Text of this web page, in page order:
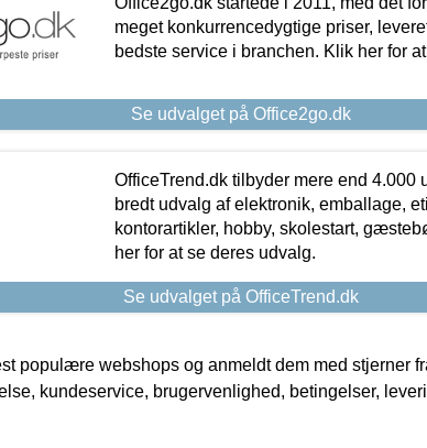
meget konkurrencedygtige priser,
bedste service i branchen. Klik her for
Se udvalget på Office2go.dk
OfficeTrend.dk tilbyder mere end 4.000
bredt udvalg af elektronik, emballage,
kontorartikler, hobby, skolestart,
her for at se deres udvalg.
Se udvalget på OfficeTrend.dk
populære webshops og anmeldt dem med stjerner
kundeservice, brugervenlighed, betingelser,